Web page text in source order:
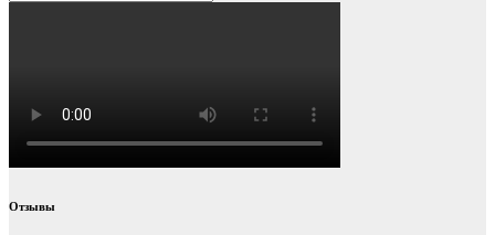
Отзывы